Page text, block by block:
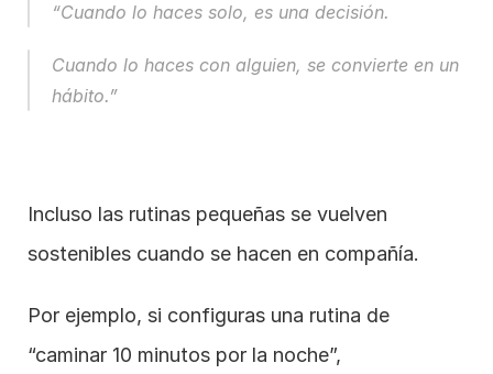
“Cuando lo haces solo, es una decisión.
Cuando lo haces con alguien, se convierte en un
hábito.”
Incluso las rutinas pequeñas se vuelven
sostenibles cuando se hacen en compañía.
Por ejemplo, si configuras una rutina de
“caminar 10 minutos por la noche”,